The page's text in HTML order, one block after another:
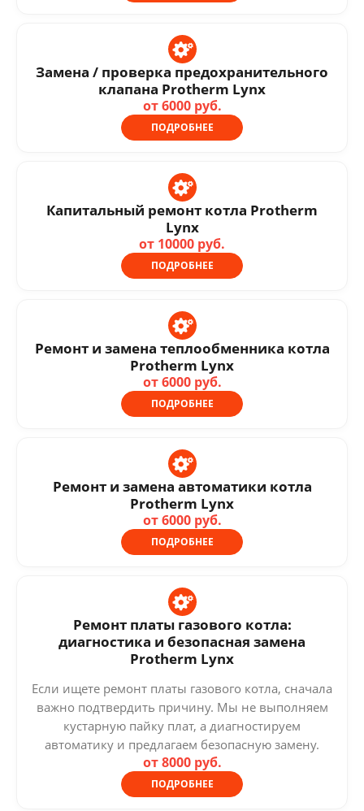
Замена / проверка предохранительного
клапана Protherm Lynx
от 6000 руб.
ПОДРОБНЕЕ
Капитальный ремонт котла Protherm
Lynx
от 10000 руб.
ПОДРОБНЕЕ
Ремонт и замена теплообменника котла
Protherm Lynx
от 6000 руб.
ПОДРОБНЕЕ
Ремонт и замена автоматики котла
Protherm Lynx
от 6000 руб.
ПОДРОБНЕЕ
Ремонт платы газового котла:
диагностика и безопасная замена
Protherm Lynx
Если ищете ремонт платы газового котла, сначала
важно подтвердить причину. Мы не выполняем
кустарную пайку плат, а диагностируем
автоматику и предлагаем безопасную замену.
от 8000 руб.
ПОДРОБНЕЕ